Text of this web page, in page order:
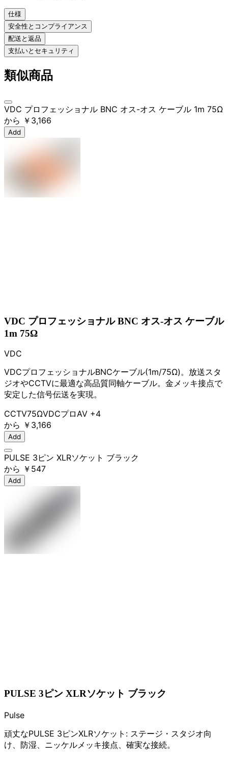
仕様
安全性とコンプライアンス
配送と返品
支払いとセキュリティ
類似商品
VDC プロフェッショナル BNC オス-オス ケーブル 1m 75Ω
から ￥3,166
Add
VDC プロフェッショナル BNC オス-オス ケーブル
1m 75Ω
VDC
VDCプロフェッショナルBNCケーブル(1m/75Ω)。放送スタ
ジオやCCTVに最適な高品質同軸ケーブル。金メッキ接点で
安定した信号伝送を実現。
CCTV75ΩVDCプロAV +4
から ￥3,166
Add
PULSE 3ピン XLRソケット ブラック
から ￥547
Add
PULSE 3ピン XLRソケット ブラック
Pulse
頑丈なPULSE 3ピンXLRソケット: ステージ・スタジオ向
け、防湿、ニッケルメッキ接点、確実な接続。